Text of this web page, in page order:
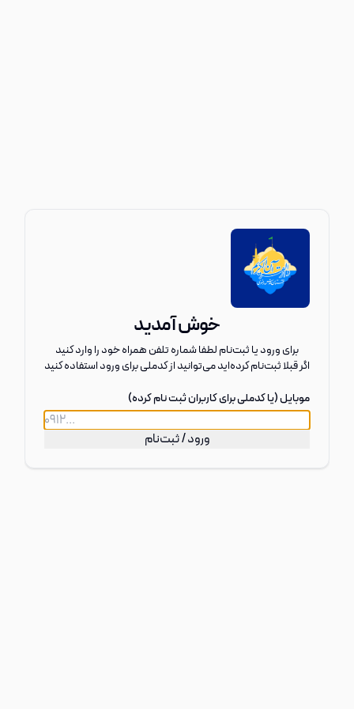
خوش آمدید
برای ورود یا ثبت‌نام لطفا شماره تلفن همراه خود را وارد کنید
اگر قبلا ثبت‌نام کرد‌ه‌اید می‌توانید از کدملی برای ورود استفاده کنید
موبایل (یا کدملی برای کاربران ثبت نام کرده)
ورود / ثبت‌نام